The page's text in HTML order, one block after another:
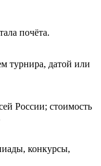
почёта.
турнира, датой или
России; стоимость
конкурсы,